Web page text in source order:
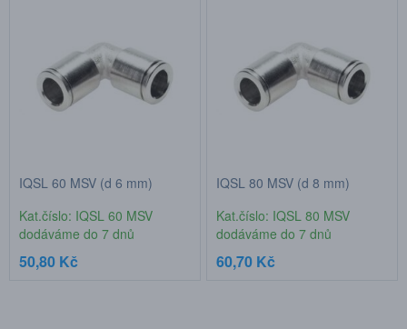
IQSL 60 MSV (d 6 mm)
Kat.číslo: IQSL 60 MSV
dodáváme do 7 dnů
50,80 Kč
IQSL 80 MSV (d 8 mm)
Kat.číslo: IQSL 80 MSV
dodáváme do 7 dnů
60,70 Kč